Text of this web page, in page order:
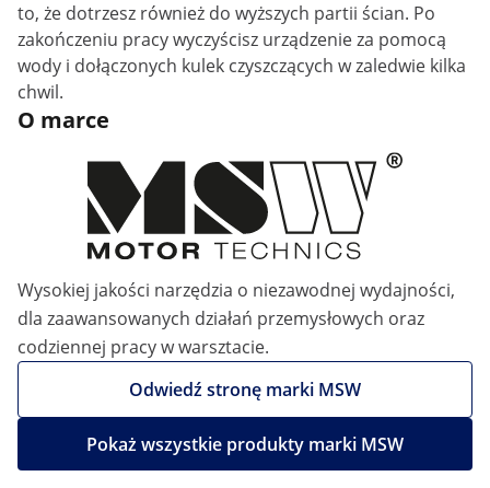
to, że dotrzesz również do wyższych partii ścian. Po
zakończeniu pracy wyczyścisz urządzenie za pomocą
wody i dołączonych kulek czyszczących w zaledwie kilka
chwil.
O marce
Wysokiej jakości narzędzia o niezawodnej wydajności,
dla zaawansowanych działań przemysłowych oraz
codziennej pracy w warsztacie.
Odwiedź stronę marki MSW
Pokaż wszystkie produkty marki MSW